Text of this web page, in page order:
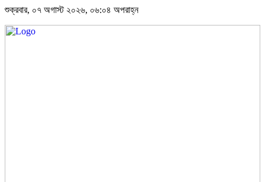
শুক্রবার, ০৭ অগাস্ট ২০২৬, ০৬:০৪ অপরাহ্ন